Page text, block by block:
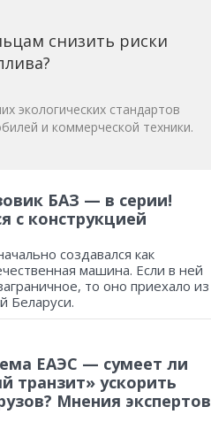
снизить риски
экологических стандартов
и коммерческой техники.
БАЗ — в серии!
с конструкцией
создавался как
машина. Если в ней
то оно приехало из
Беларуси.
ЕАЭС — сумеет ли
транзит» ускорить
Мнения экспертов